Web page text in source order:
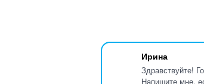
Ирина
Здравствуйте!
Напишите мне,